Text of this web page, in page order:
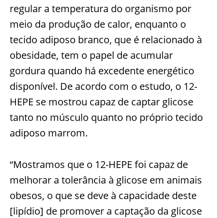
regular a temperatura do organismo por
meio da produção de calor, enquanto o
tecido adiposo branco, que é relacionado à
obesidade, tem o papel de acumular
gordura quando há excedente energético
disponível. De acordo com o estudo, o 12-
HEPE se mostrou capaz de captar glicose
tanto no músculo quanto no próprio tecido
adiposo marrom.
“Mostramos que o 12-HEPE foi capaz de
melhorar a tolerância à glicose em animais
obesos, o que se deve à capacidade deste
[lipídio] de promover a captação da glicose